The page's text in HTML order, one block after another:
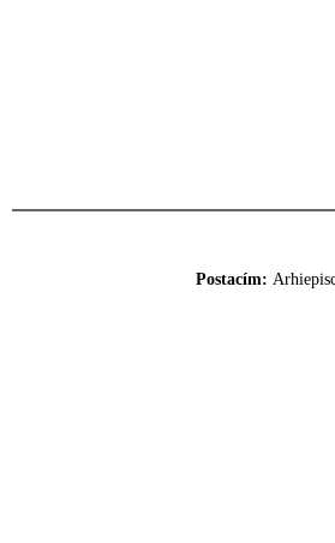
Postacím: